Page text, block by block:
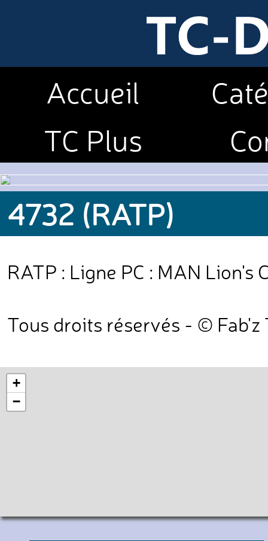
Accueil
TC Plus
4732 (RATP)
RATP : Ligne PC : MAN Lion's
Tous droits réservés - © Fab'z
+
−